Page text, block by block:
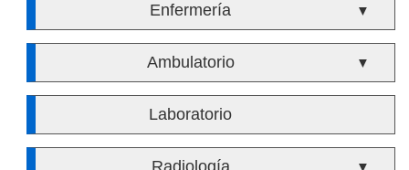
Enfermería ▼
Ambulatorio ▼
Laboratorio
Radiología ▼